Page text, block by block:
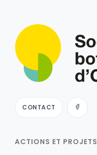
CONTACT
ACTIONS ET PROJETS